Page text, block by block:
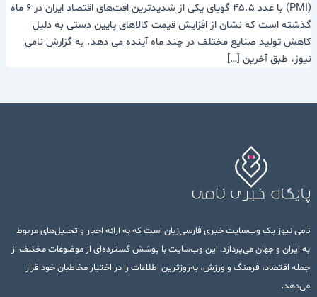
(PMI) با عدد ۴۵.۵ گویای یکی از شدیدترین افت‌های اقتصاد ایران در ۶ ماه
گذشته است که نشان از افزایش قیمت کالاهای پایین دستی به دلیل
کاهش تولید صنایع مختلف در چند ماه آینده می دهد. به گزارش نامی
نیوز، طبق آخرین […]
نامی نیوز یک وب‌سایت خبری فارسی‌زبان است که به ارائه اخبار و تحلیل‌های مربوط
به ایران و جهان می‌پردازد. این وب‌سایت با پوشش گسترده‌ای از موضوعات مختلف از
جمله اقتصاد، فرهنگ و ورزش، به‌روزترین اطلاعات را در اختیار مخاطبان خود قرار
می‌دهد.